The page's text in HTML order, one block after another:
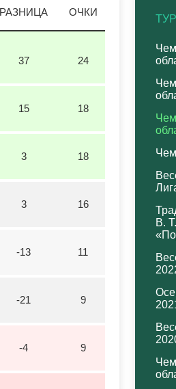
РАЗНИЦА ОЧКИ
37 24
15 18
3 18
3 16
-13 11
-21 9
-4 9
В.